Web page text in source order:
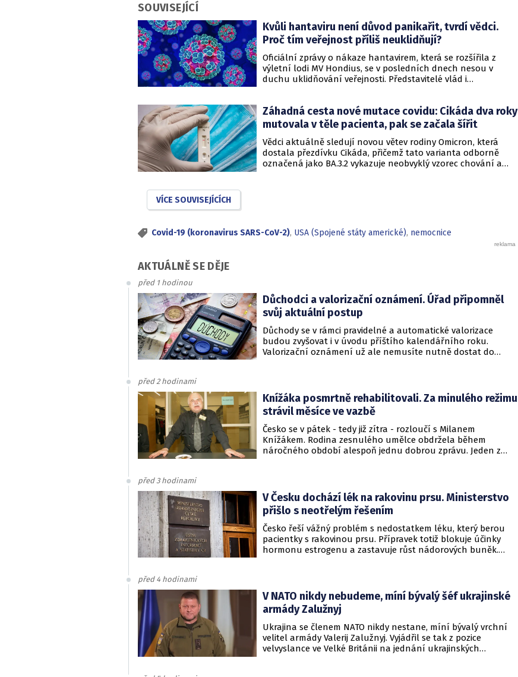
SOUVISEJÍCÍ
Kvůli hantaviru není důvod panikařit, tvrdí vědci.
Proč tím veřejnost příliš neuklidňují?
Oficiální zprávy o nákaze hantavirem, která se rozšířila z
výletní lodi MV Hondius, se v posledních dnech nesou v
duchu uklidňování veřejnosti. Představitelé vlád i
však podle CNN varují, že příliš sebevědomá rétorika, kterou
označují za úmyslné šíření klidu, může mít opačný účinek a
prohloubit úzkost ve společnosti, která má stále v živé paměti
pandemii covidu-19.
Záhadná cesta nové mutace covidu: Cikáda dva roky
mutovala v těle pacienta, pak se začala šířit
Vědci aktuálně sledují novou větev rodiny Omicron, která
dostala přezdívku Cikáda, přičemž tato varianta odborně
označená jako BA.3.2 vykazuje neobvyklý vzorec chování a
nečekaně vynořit po letech strávených pod zemí.
VÍCE SOUVISEJÍCÍCH
Covid-19 (koronavirus SARS-CoV-2), USA (Spojené státy americké), nemocnice
AKTUÁLNĚ SE DĚJE
před 1 hodinou
Důchodci a valorizační oznámení. Úřad připomněl
svůj aktuální postup
Důchody se v rámci pravidelné a automatické valorizace
budou zvyšovat i v úvodu příštího kalendářního roku.
Valorizační oznámení už ale nemusíte nutně dostat do
před 2 hodinami
Knížáka posmrtně rehabilitovali. Za minulého režimu
strávil měsíce ve vazbě
Česko se v pátek - tedy již zítra - rozloučí s Milanem
Knížákem. Rodina zesnulého umělce obdržela během
náročného období alespoň jednu dobrou zprávu. Jeden z
před 3 hodinami
V Česku dochází lék na rakovinu prsu. Ministerstvo
přišlo s neotřelým řešením
Česko řeší vážný problém s nedostatkem léku, který berou
pacientky s rakovinou prsu. Přípravek totiž blokuje účinky
hormonu estrogenu a zastavuje růst nádorových buněk.
před 4 hodinami
V NATO nikdy nebudeme, míní bývalý šéf ukrajinské
armády Zalužnyj
Ukrajina se členem NATO nikdy nestane, míní bývalý vrchní
velitel armády Valerij Zalužnyj. Vyjádřil se tak z pozice
velvyslance ve Velké Británii na jednání ukrajinských